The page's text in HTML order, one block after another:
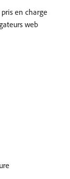
en charge
web